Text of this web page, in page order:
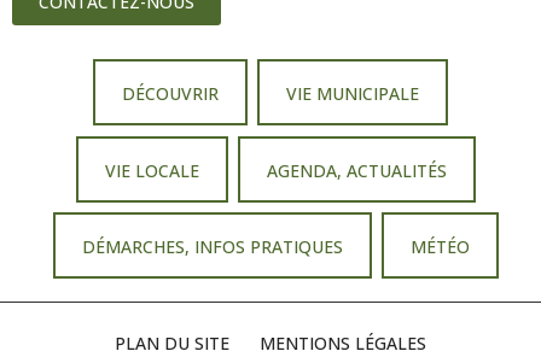
DÉCOUVRIR VIE MUNICIPALE
VIE LOCALE AGENDA, ACTUALITÉS
DÉMARCHES, INFOS PRATIQUES MÉTÉO
PLAN DU SITE MENTIONS LÉGALES